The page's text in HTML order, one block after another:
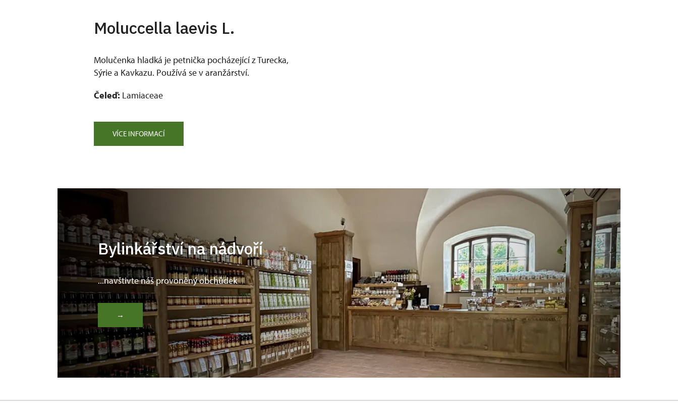
Moluccella laevis L.
Molučenka hladká je petnička pocházející z Turecka,
Sýrie a Kavkazu. Používá se v aranžárství.
Čeleď: Lamiaceae
VÍCE INFORMACÍ
Bylinkářství na nádvoří
...navštivte náš provoněný obchůdek
→